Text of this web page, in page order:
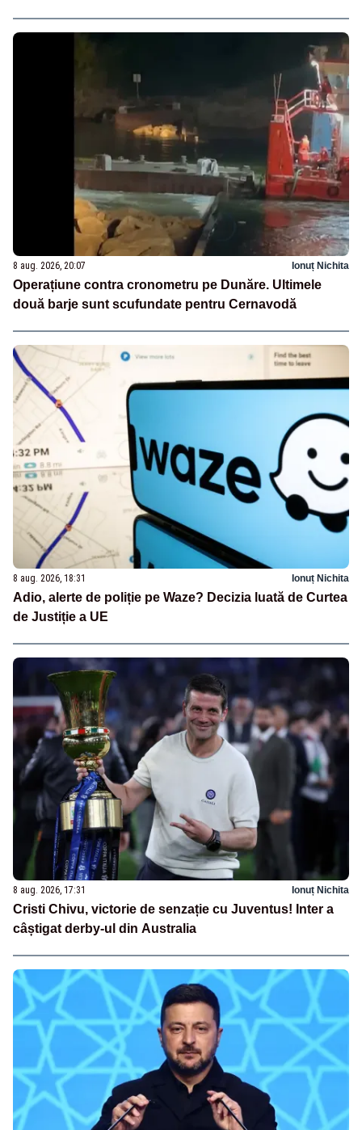
8 aug. 2026, 20:07 Ionuț Nichita
Operațiune contra cronometru pe Dunăre. Ultimele
două barje sunt scufundate pentru Cernavodă
8 aug. 2026, 18:31 Ionuț Nichita
Adio, alerte de poliție pe Waze? Decizia luată de Curtea
de Justiție a UE
8 aug. 2026, 17:31 Ionuț Nichita
Cristi Chivu, victorie de senzație cu Juventus! Inter a
câștigat derby-ul din Australia